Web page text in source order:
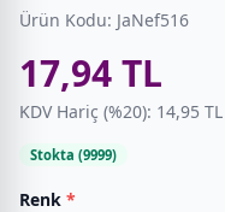
Ürün Kodu: JaNef516
17,94 TL
KDV Hariç (%20): 14,95 TL
Stokta (9999)
Renk *